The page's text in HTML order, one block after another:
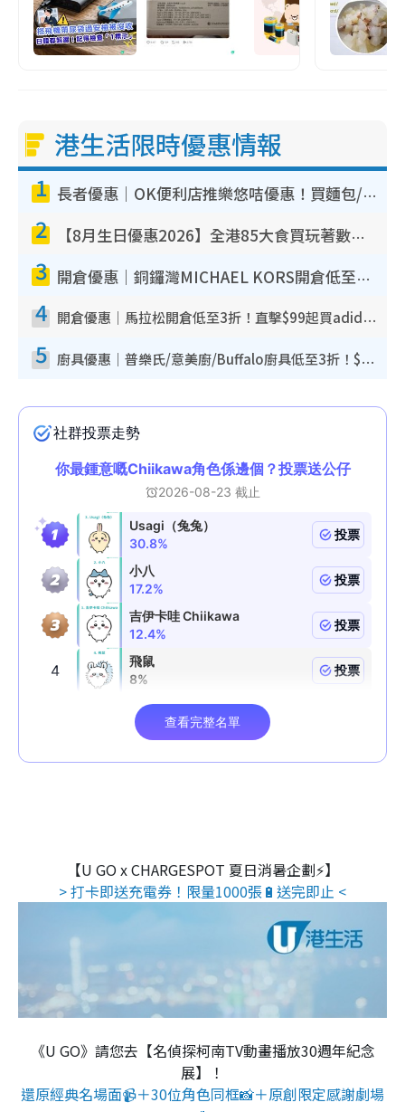
港生活限時優惠情報
1 長者優惠｜OK便利店推樂悠咭優惠！買麵包/牛奶/保健品拍卡即減
2 【8月生日優惠2026】全港85大食買玩著數攻略 自助餐/火鍋放題同行免費＋誠品/DONKI送現金券
3 開倉優惠｜銅鑼灣MICHAEL KORS開倉低至17折！直擊$500起買手袋/銀包/鞋款 必買經典Jet Set系列
4 開倉優惠｜馬拉松開倉低至3折！直擊$99起買adidas／New Balance／Puma鞋款 STANLEY保溫杯劈價至$119起
5 廚具優惠｜普樂氏/意美廚/Buffalo廚具低至3折！$89起買煎鍋／炒鑊／個人鍋 同場小家電激減至$99起
【U GO x CHARGESPOT 夏日消暑企劃⚡】
> 打卡即送充電券！限量1000張🔋送完即止 <
《U GO》請您去【名偵探柯南TV動畫播放30週年紀念
展】！
還原經典名場面📹＋30位角色同框📸＋原創限定感謝劇場